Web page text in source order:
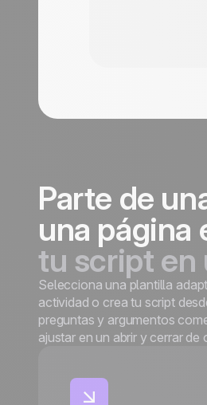
Parte de
una página
tu script en
Selecciona una plantilla
actividad o crea tu script
preguntas y argumentos
ajustar en un abrir y cerrar de